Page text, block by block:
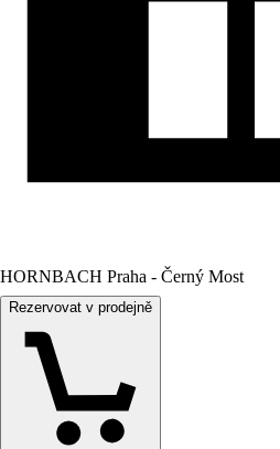
HORNBACH Praha - Černý Most
Rezervovat v prodejně